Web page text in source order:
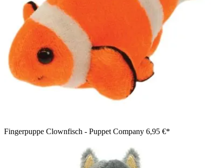
Fingerpuppe Clownfisch - Puppet Company 6,95 €*